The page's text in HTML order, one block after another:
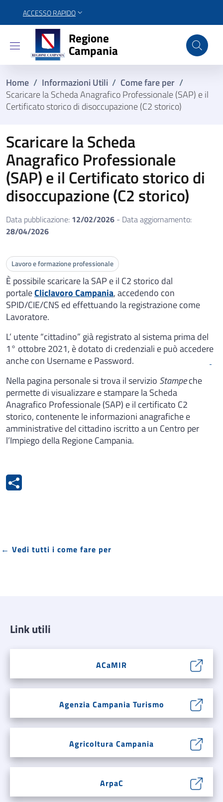
ACCESSO RAPIDO
Regione Campania
Regione
Campania
Home / Informazioni Utili / Come fare per /
Scaricare la Scheda Anagrafico Professionale (SAP) e il
Certificato storico di disoccupazione (C2 storico)
Scaricare la Scheda
Anagrafico Professionale
(SAP) e il Certificato storico di
disoccupazione (C2 storico)
Data pubblicazione: 12/02/2026 - Data aggiornamento:
28/04/2026
Lavoro e formazione professionale
È possibile scaricare la SAP e il C2 storico dal
portaleCliclavoro Campania, accedendo con
SPID/CIE/CNS ed effettuando la registrazione come
Lavoratore.
L’ utente “cittadino” già registrato al sistema prima del
1° ottobre 2021, è dotato di credenziali e può accedere
anche con Username e Password.
Nella pagina personale si trova il servizio Stampeche
permette di visualizzare e stampare la Scheda
Anagrafico Professionale (SAP) e il certificato C2
storico, contenente le informazioni anagrafiche e
amministrative del cittadino iscritto a un Centro per
l’Impiego della Regione Campania.
← Vedi tutti i come fare per
Link utili
ACaMIR
Agenzia Campania Turismo
Agricoltura Campania
ArpaC